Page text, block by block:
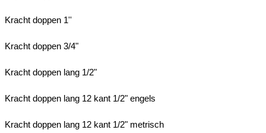
Kracht doppen 1''
Kracht doppen 3/4"
Kracht doppen lang 1/2"
Kracht doppen lang 12 kant 1/2" engels
Kracht doppen lang 12 kant 1/2" metrisch